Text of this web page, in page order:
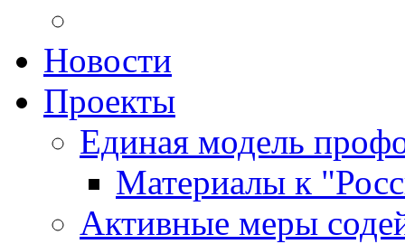
Новости
Проекты
Единая модель
Материалы к
Активные меры